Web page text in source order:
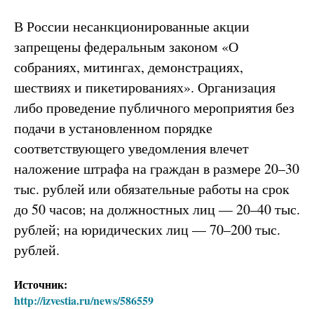
В России несанкционированные акции
запрещены федеральным законом «О
собраниях, митингах, демонстрациях,
шествиях и пикетированиях». Организация
либо проведение публичного мероприятия без
подачи в установленном порядке
соответствующего уведомления влечет
наложение штрафа на граждан в размере 20–30
тыс. рублей или обязательные работы на срок
до 50 часов; на должностных лиц — 20–40 тыс.
рублей; на юридических лиц — 70–200 тыс.
рублей.
Источник:
http://izvestia.ru/news/586559